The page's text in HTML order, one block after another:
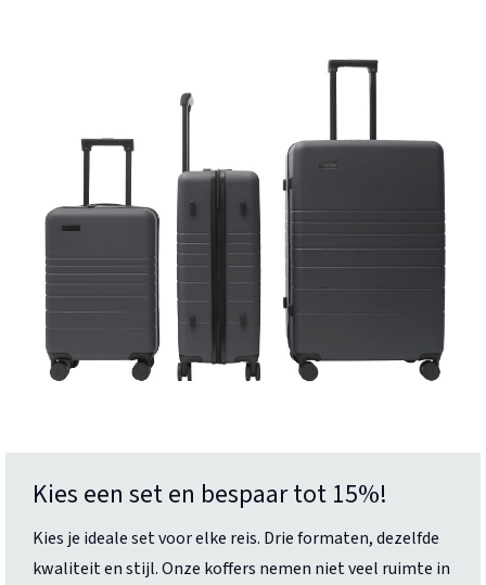
Kies een set en bespaar tot 15%!
Kies je ideale set voor elke reis. Drie formaten, dezelfde
kwaliteit en stijl. Onze koffers nemen niet veel ruimte in